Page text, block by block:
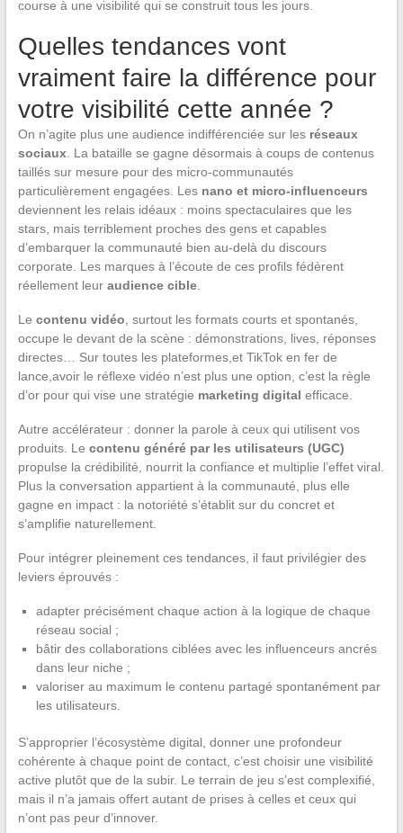
course à une visibilité qui se construit tous les jours.
Quelles tendances vont
vraiment faire la différence pour
votre visibilité cette année ?
On n’agite plus une audience indifférenciée sur les réseaux
sociaux. La bataille se gagne désormais à coups de contenus
taillés sur mesure pour des micro-communautés
particulièrement engagées. Les nano et micro-influenceurs
deviennent les relais idéaux : moins spectaculaires que les
stars, mais terriblement proches des gens et capables
d’embarquer la communauté bien au-delà du discours
corporate. Les marques à l’écoute de ces profils fédèrent
réellement leur audience cible.
Le contenu vidéo , surtout les formats courts et spontanés,
occupe le devant de la scène : démonstrations, lives, réponses
directes… Sur toutes les plateformes,et TikTok en fer de
lance,avoir le réflexe vidéo n’est plus une option, c’est la règle
d’or pour qui vise une stratégie marketing digital efficace.
Autre accélérateur : donner la parole à ceux qui utilisent vos
produits. Le contenu généré par les utilisateurs (UGC)
propulse la crédibilité, nourrit la confiance et multiplie l’effet viral.
Plus la conversation appartient à la communauté, plus elle
gagne en impact : la notoriété s’établit sur du concret et
s’amplifie naturellement.
Pour intégrer pleinement ces tendances, il faut privilégier des
leviers éprouvés :
adapter précisément chaque action à la logique de chaque
réseau social ;
bâtir des collaborations ciblées avec les influenceurs ancrés
dans leur niche ;
valoriser au maximum le contenu partagé spontanément par
les utilisateurs.
S’approprier l’écosystème digital, donner une profondeur
cohérente à chaque point de contact, c’est choisir une visibilité
active plutôt que de la subir. Le terrain de jeu s’est complexifié,
mais il n’a jamais offert autant de prises à celles et ceux qui
n’ont pas peur d’innover.